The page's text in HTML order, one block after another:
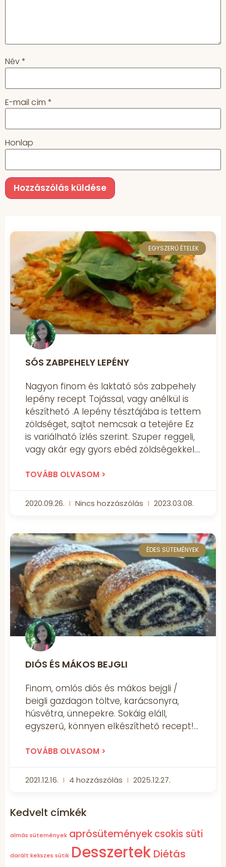
Név*
E-mail cím *
Honlap
EGYSZERŰ ÉTELEK
SÓS ZABPEHELY LEPÉNY
Nagyon finom és laktató sós zabpehely
lepény recept Tojással, vagy anélkül is
készíthető .A lepény tésztájába is tettem
zöldséget, sajtot nemcsak a tetejére Ez
is variálható ízlés szerint. Szuper reggeli,
vagy akár egy gyors ebéd zöldségekkel.
TOVÁBB OLVASOM >
2020.09.26. Nincs hozzászólás 2023.03.08.
ÉDES SÜTEMÉNYEK
DIÓS ÉS MÁKOS BEJGLI
Finom, omlós diós és mákos bejgli /
beigli gazdagon töltve, karácsonyra,
húsvétra, ünnepekre. Sokáig eláll,
egyszerű, könnyen elkészíthető recept!
TOVÁBB OLVASOM >
2021.12.16. 4 hozzászólás 2025.12.27.
Kedvelt címkék
almás sütemények aprósüteményekcsokis süti
darált kekszes sütik Desszertek Diétás